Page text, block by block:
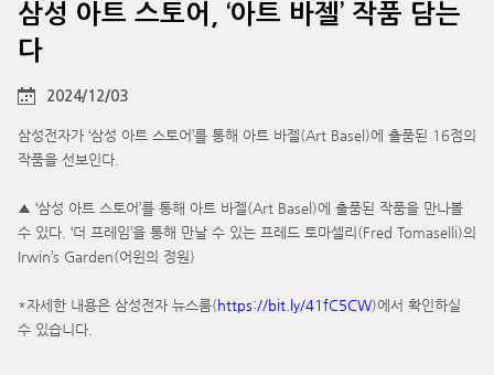
삼성 아트 스토어, ‘아트 바젤’ 작품 담는
다
2024/12/03
삼성전자가 ‘삼성 아트 스토어’를 통해 아트 바젤(Art Basel)에 출품된 16점의
작품을 선보인다.
▲ ‘삼성 아트 스토어’를 통해 아트 바젤(Art Basel)에 출품된 작품을 만나볼
수 있다. ‘더 프레임’을 통해 만날 수 있는 프레드 토마셀리(Fred Tomaselli)의
Irwin’s Garden(어윈의 정원)
*자세한 내용은 삼성전자 뉴스룸(https://bit.ly/41fC5CW)에서 확인하실
수 있습니다.